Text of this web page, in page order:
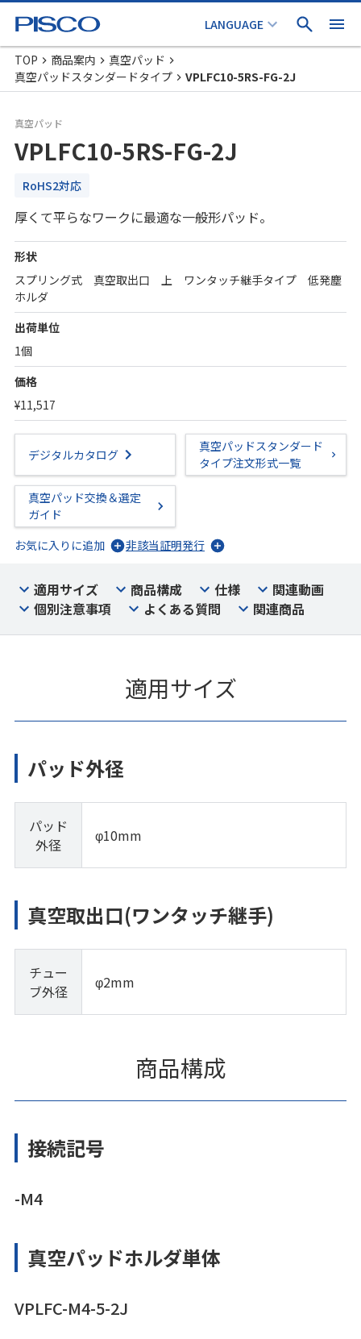
TOP 商品案内
真空パッド
真空パッドスタンダードタイプ
VPLFC10-5RS-FG-2J
真空パッド
VPLFC10-5RS-FG-2J
RoHS2対応
厚くて平らなワークに最適な一般形パッド。
形状
スプリング式 真空取出口 上 ワンタッチ継手タイプ 低発塵
ホルダ
出荷単位
1個
価格
¥11,517
デジタルカタログ
真空パッドスタンダード
タイプ注文形式一覧
真空パッド交換＆選定
ガイド
お気に入りに追加
非該当証明発行
適用サイズ 商品構成 仕様
関連動画
個別注意事項
よくある質問 関連商品
適用サイズ
パッド外径
パッド
外径
φ10mm
真空取出口(ワンタッチ継手)
チュー
ブ外径
φ2mm
商品構成
接続記号
-M4
真空パッドホルダ単体
VPLFC-M4-5-2J